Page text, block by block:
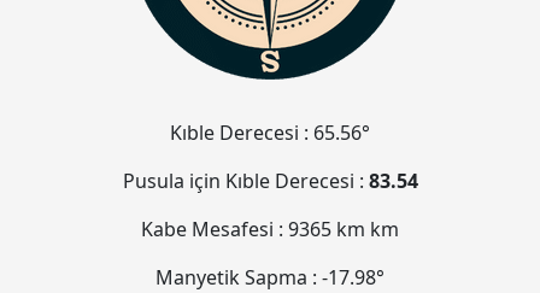
Kıble Derecesi : 65.56°
Pusula için Kıble Derecesi : 83.54
Kabe Mesafesi : 9365 km km
Manyetik Sapma : -17.98°